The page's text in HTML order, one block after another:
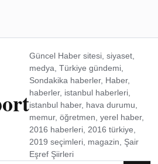
Güncel Haber sitesi, siyaset,
medya, Türkiye gündemi,
Sondakika haberler, Haber,
haberler, istanbul haberleri,
istanbul haber, hava durumu,
memur, öğretmen, yerel haber,
2016 haberleri, 2016 türkiye,
2019 seçimleri, magazin, Şair
Eşref Şiirleri